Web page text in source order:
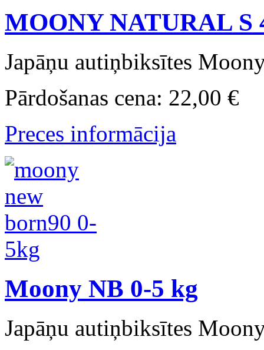
MOONY NATURAL S
Japāņu autiņbiksītes
Pārdošanas cena: 22,00 €
Preces informācija
Moony NB 0-5 kg
Japāņu autiņbiksītes